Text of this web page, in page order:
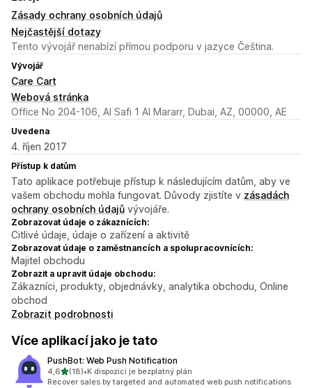
Zásady ochrany osobních údajů
Nejčastější dotazy
Tento vývojář nenabízí přímou podporu v jazyce Čeština.
Vývojář
Care Cart
Webová stránka
Office No 204-106, Al Safi 1 Al Mararr, Dubai, AZ, 00000, AE
Uvedena
4. říjen 2017
Přístup k datům
Tato aplikace potřebuje přístup k následujícím datům, aby ve
vašem obchodu mohla fungovat. Důvody zjistíte v zásadách
ochrany osobních údajů vývojáře.
Zobrazovat údaje o zákaznících:
Citlivé údaje, údaje o zařízení a aktivitě
Zobrazovat údaje o zaměstnancích a spolupracovnících:
Majitel obchodu
Zobrazit a upravit údaje obchodu:
Zákazníci, produkty, objednávky, analytika obchodu, Online
obchod
Zobrazit podrobnosti
Více aplikací jako je tato
PushBot: Web Push Notification
4,6z 5 hvězd
(18)
Celkový počet recenzí: 18
•K dispozici je bezplatný plán
Recover sales by targeted and automated web push notifications